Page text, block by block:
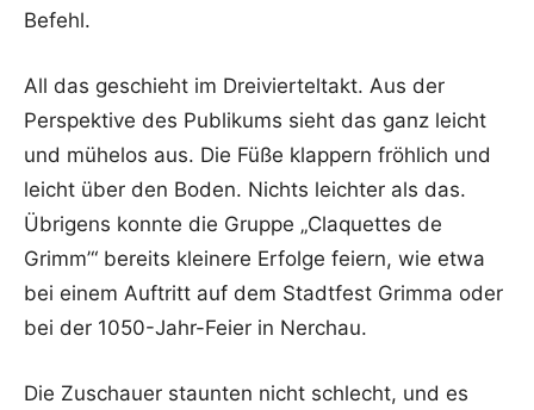
Befehl.
All das geschieht im Dreivierteltakt. Aus der
Perspektive des Publikums sieht das ganz leicht
und mühelos aus. Die Füße klappern fröhlich und
leicht über den Boden. Nichts leichter als das.
Übrigens konnte die Gruppe „Claquettes de
Grimm’“ bereits kleinere Erfolge feiern, wie etwa
bei einem Auftritt auf dem Stadtfest Grimma oder
bei der 1050-Jahr-Feier in Nerchau.
Die Zuschauer staunten nicht schlecht, und es